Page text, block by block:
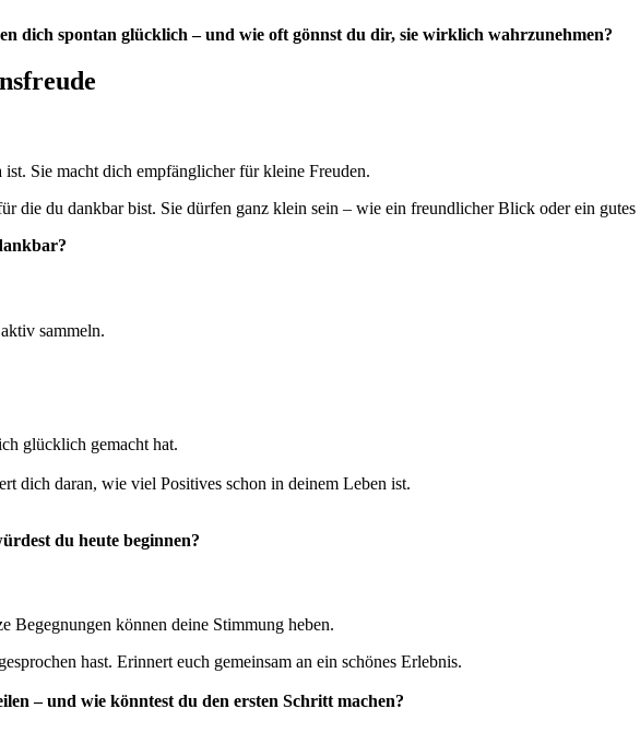
dich spontan glücklich – und wie oft gönnst du dir, sie wirklich wahrzunehmen?
Sie macht dich empfänglicher für kleine Freuden.
die du dankbar bist. Sie dürfen ganz klein sein – wie ein freundlicher Blick oder ein gutes
sammeln.
glücklich gemacht hat.
dich daran, wie viel Positives schon in deinem Leben ist.
du heute beginnen?
Begegnungen können deine Stimmung heben.
hast. Erinnert euch gemeinsam an ein schönes Erlebnis.
– und wie könntest du den ersten Schritt machen?